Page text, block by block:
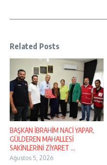
Related Posts
BAŞKAN İBRAHİM NACİ YAPAR,
GÜLDEREN MAHALLESİ
SAKİNLERİNİ ZİYARET ...
Ağustos 5, 2026